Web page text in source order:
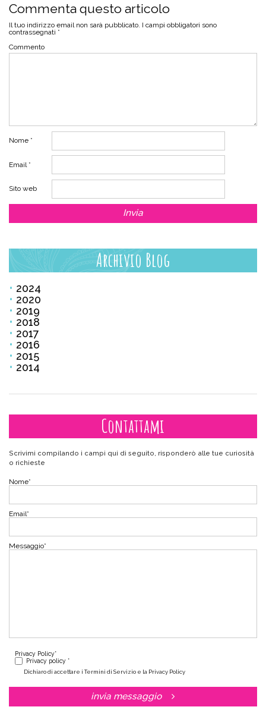
Commenta questo articolo
Il tuo indirizzo email non sarà pubblicato. I campi obbligatori sono
contrassegnati *
Commento
Nome *
Email *
Sito web
Archivio Blog
2024
2020
2019
2018
2017
2016
2015
2014
Contattami
Scrivimi compilando i campi qui di seguito, risponderò alle tue curiosità
o richieste
Nome*
Email*
Messaggio*
Privacy Policy*
Privacy policy *
Dichiaro di accettare i Termini di Servizio e la Privacy Policy
invia messaggio